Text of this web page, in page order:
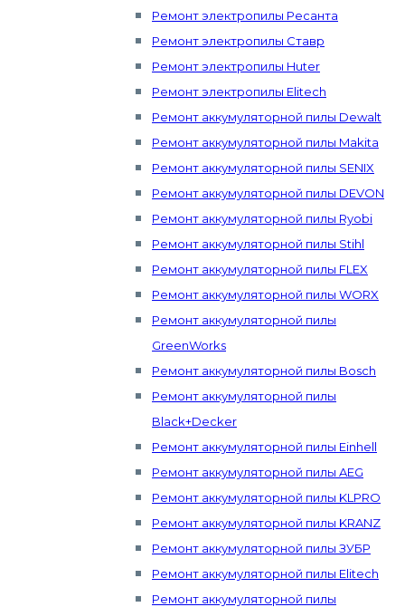
Ремонт электропилы Ресанта
Ремонт электропилы Ставр
Ремонт электропилы Huter
Ремонт электропилы Elitech
Ремонт аккумуляторной пилы Dewalt
Ремонт аккумуляторной пилы Makita
Ремонт аккумуляторной пилы SENIX
Ремонт аккумуляторной пилы DEVON
Ремонт аккумуляторной пилы Ryobi
Ремонт аккумуляторной пилы Stihl
Ремонт аккумуляторной пилы FLEX
Ремонт аккумуляторной пилы WORX
Ремонт аккумуляторной пилы
GreenWorks
Ремонт аккумуляторной пилы Bosch
Ремонт аккумуляторной пилы
Black+Decker
Ремонт аккумуляторной пилы Einhell
Ремонт аккумуляторной пилы AEG
Ремонт аккумуляторной пилы KLPRO
Ремонт аккумуляторной пилы KRANZ
Ремонт аккумуляторной пилы ЗУБР
Ремонт аккумуляторной пилы Elitech
Ремонт аккумуляторной пилы